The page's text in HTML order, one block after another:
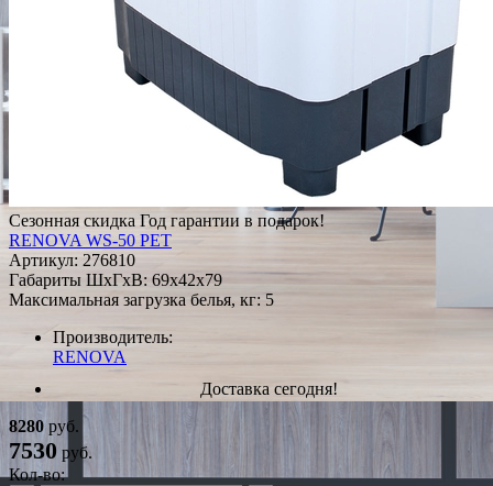
Сезонная скидка Год гарантии в подарок!
RENOVA WS-50 PET
Артикул: 276810
Габариты ШxГxВ: 69x42x79
Максимальная загрузка белья, кг: 5
Производитель:
RENOVA
Доставка сегодня!
8280руб.
7530 руб.
Кол-во: